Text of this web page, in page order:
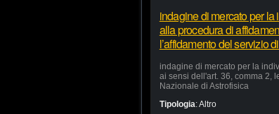
indagine di mercato per
alla procedura di
l’affidamento del servizio
indagine di mercato per la
ai sensi dell'art. 36, comma 2,
Nazionale di Astrofisica
Tipologia:Altro